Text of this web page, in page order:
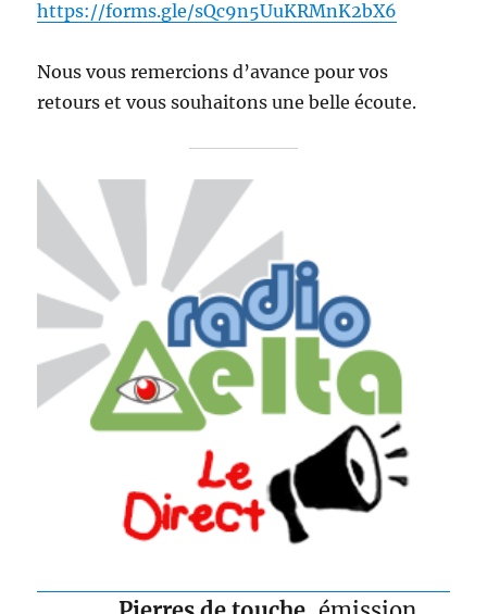
https://forms.gle/sQc9n5UuKRMnK2bX6
Nous vous remercions d’avance pour vos
retours et vous souhaitons une belle écoute.